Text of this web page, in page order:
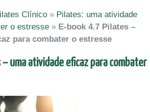
Clínico » Pilates: uma atividade
o estresse » E-book 4.7 Pilates –
para combater o estresse
– uma atividade eficaz para combater